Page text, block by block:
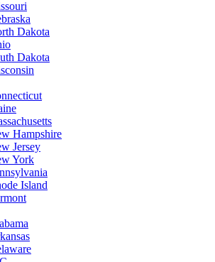
Dakota
Dakota
Hampshire
Jersey
York
Island